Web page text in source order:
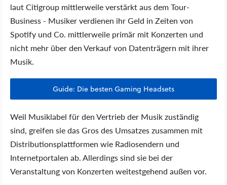
laut Citigroup mittlerweile verstärkt aus dem Tour-
Business - Musiker verdienen ihr Geld in Zeiten von
Spotify und Co. mittlerweile primär mit Konzerten und
nicht mehr über den Verkauf von Datenträgern mit ihrer
Musik.
Guide: Die besten Gaming Headsets
Weil Musiklabel für den Vertrieb der Musik zuständig
sind, greifen sie das Gros des Umsatzes zusammen mit
Distributionsplattformen wie Radiosendern und
Internetportalen ab. Allerdings sind sie bei der
Veranstaltung von Konzerten weitestgehend außen vor.